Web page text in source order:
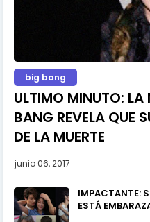
big bang
ULTIMO MINUTO: LA
BANG REVELA QUE
DE LA MUERTE
junio 06, 2017
IMPACTANTE:
ESTÁ